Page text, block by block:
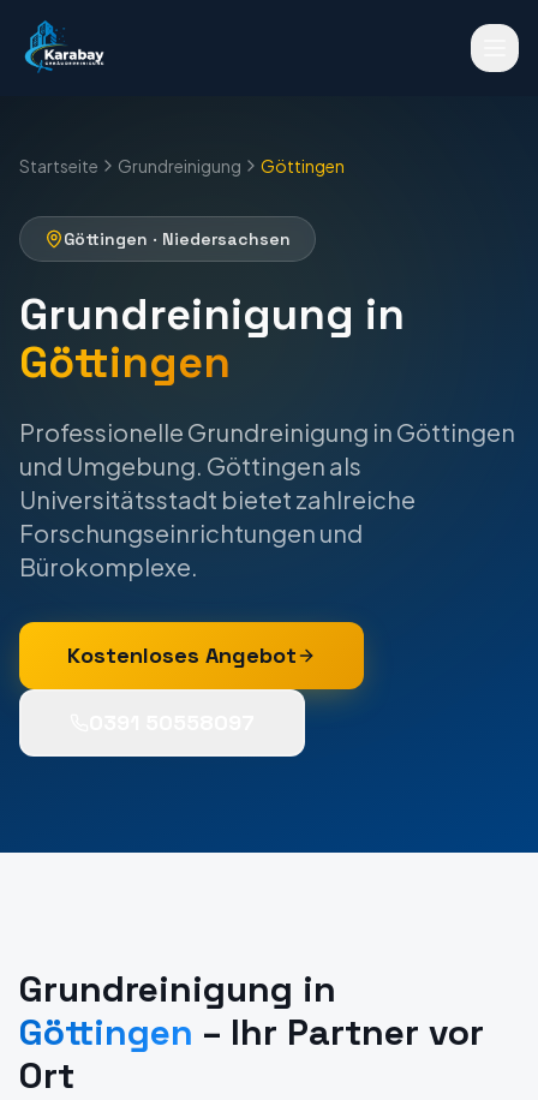
Startseite Grundreinigung Göttingen
Göttingen · Niedersachsen
Grundreinigung in
Göttingen
Professionelle Grundreinigung in Göttingen
und Umgebung. Göttingen als
Universitätsstadt bietet zahlreiche
Forschungseinrichtungen und
Bürokomplexe.
Kostenloses Angebot
Grundreinigung in
Göttingen – Ihr Partner vor
Ort